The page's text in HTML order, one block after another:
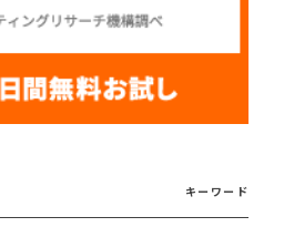
キーワード